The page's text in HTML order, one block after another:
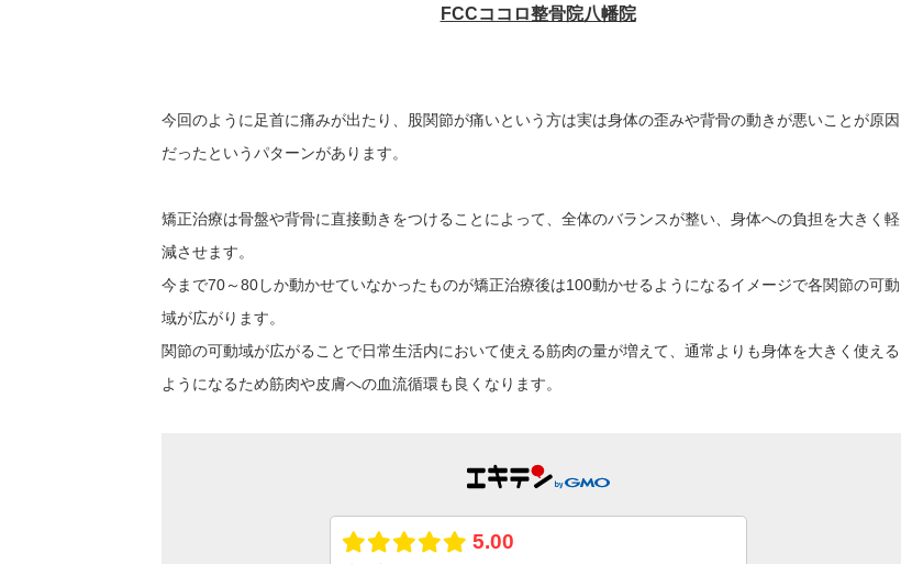
今回のように足首に痛みが出たり、股関節が痛いという方は実は身体の歪みや背骨の動きが悪いことが原因
だったというパターンがあります。
矯正治療は骨盤や背骨に直接動きをつけることによって、全体のバランスが整い、身体への負担を大きく軽
減させます。
今まで70～80しか動かせていなかったものが矯正治療後は100動かせるようになるイメージで各関節の可動
域が広がります。
関節の可動域が広がることで日常生活内において使える筋肉の量が増えて、通常よりも身体を大きく使える
ようになるため筋肉や皮膚への血流循環も良くなります。